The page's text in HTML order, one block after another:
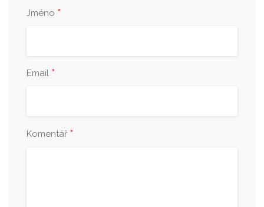
Jméno *
Email *
Komentář *